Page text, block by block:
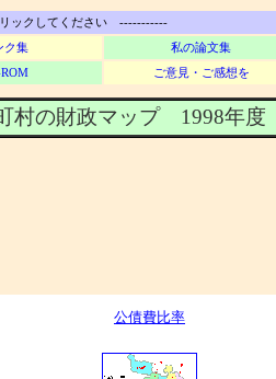
ックしてください -----------
ク集 私の論文集
ご意見・ご感想を
村の財政マップ 1998年度
公債費比率